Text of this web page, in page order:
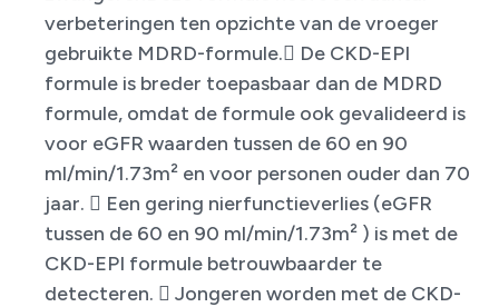
verbeteringen ten opzichte van de vroeger
gebruikte MDRD-formule. De CKD-EPI
formule is breder toepasbaar dan de MDRD
formule, omdat de formule ook gevalideerd is
voor eGFR waarden tussen de 60 en 90
ml/min/1.73m² en voor personen ouder dan 70
jaar.  Een gering nierfunctieverlies (eGFR
tussen de 60 en 90 ml/min/1.73m² ) is met de
CKD-EPI formule betrouwbaarder te
detecteren.  Jongeren worden met de CKD-